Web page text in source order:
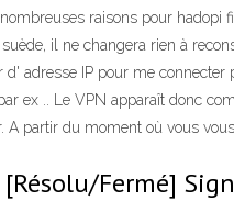
raisons pour
il ne changera rien à
adresse IP pour me
ex .. Le VPN apparaît donc
partir du moment où vous
Fermé]